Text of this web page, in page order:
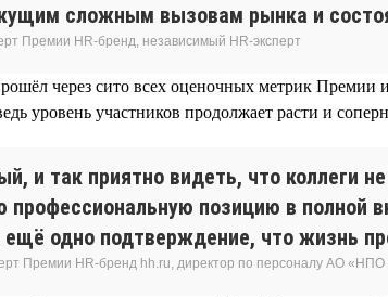
сложным вызовам рынка и
Премии HR-бренд, независимый HR-эксперт
через сито всех оценочных метрик
уровень участников продолжает расти и
и так приятно видеть, что коллеги
профессиональную позицию в полной
ещё одно подтверждение, что жизнь
Премии HR-бренд hh.ru, директор по персоналу АО